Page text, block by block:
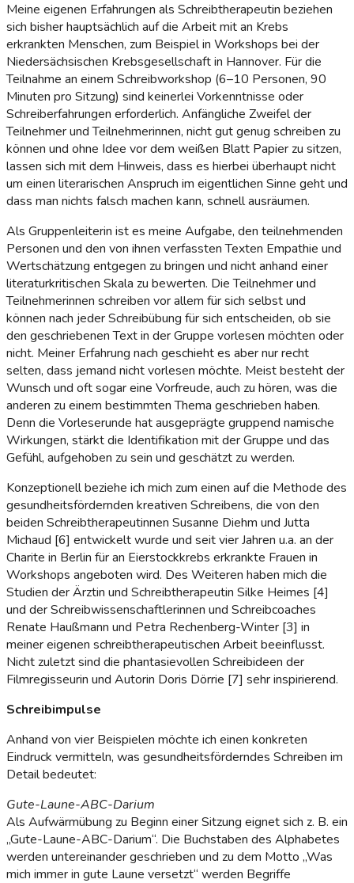
Meine eigenen Erfahrungen als Schreibtherapeutin beziehen
sich bisher hauptsächlich auf die Arbeit mit an Krebs
erkrankten Menschen, zum Beispiel in Workshops bei der
Niedersächsischen Krebsgesellschaft in Hannover. Für die
Teilnahme an einem Schreibworkshop (6–10 Personen, 90
Minuten pro Sitzung) sind keinerlei Vorkenntnisse oder
Schreiberfahrungen erforderlich. Anfängliche Zweifel der
Teilnehmer und Teilnehmerinnen, nicht gut genug schreiben zu
können und ohne Idee vor dem weißen Blatt Papier zu sitzen,
lassen sich mit dem Hinweis, dass es hierbei überhaupt nicht
um einen literarischen Anspruch im eigentlichen Sinne geht und
dass man nichts falsch machen kann, schnell ausräumen.
Als Gruppenleiterin ist es meine Aufgabe, den teilnehmenden
Personen und den von ihnen verfassten Texten Empathie und
Wertschätzung entgegen zu bringen und nicht anhand einer
literaturkritischen Skala zu bewerten. Die Teilnehmer und
Teilnehmerinnen schreiben vor allem für sich selbst und
können nach jeder Schreibübung für sich entscheiden, ob sie
den geschriebenen Text in der Gruppe vorlesen möchten oder
nicht. Meiner Erfahrung nach geschieht es aber nur recht
selten, dass jemand nicht vorlesen möchte. Meist besteht der
Wunsch und oft sogar eine Vorfreude, auch zu hören, was die
anderen zu einem bestimmten Thema geschrieben haben.
Denn die Vorleserunde hat ausgeprägte gruppend namische
Wirkungen, stärkt die Identifikation mit der Gruppe und das
Gefühl, aufgehoben zu sein und geschätzt zu werden.
Konzeptionell beziehe ich mich zum einen auf die Methode des
gesundheitsfördernden kreativen Schreibens, die von den
beiden Schreibtherapeutinnen Susanne Diehm und Jutta
Michaud [6] entwickelt wurde und seit vier Jahren u.a. an der
Charite in Berlin für an Eierstockkrebs erkrankte Frauen in
Workshops angeboten wird. Des Weiteren haben mich die
Studien der Ärztin und Schreibtherapeutin Silke Heimes [4]
und der Schreibwissenschaftlerinnen und Schreibcoaches
Renate Haußmann und Petra Rechenberg-Winter [3] in
meiner eigenen schreibtherapeutischen Arbeit beeinflusst.
Nicht zuletzt sind die phantasievollen Schreibideen der
Filmregisseurin und Autorin Doris Dörrie [7] sehr inspirierend.
Schreibimpulse
Anhand von vier Beispielen möchte ich einen konkreten
Eindruck vermitteln, was gesundheitsförderndes Schreiben im
Detail bedeutet:
Gute-Laune-ABC-Darium
Als Aufwärmübung zu Beginn einer Sitzung eignet sich z. B. ein
„Gute-Laune-ABC-Darium“. Die Buchstaben des Alphabetes
werden untereinander geschrieben und zu dem Motto „Was
mich immer in gute Laune versetzt“ werden Begriffe